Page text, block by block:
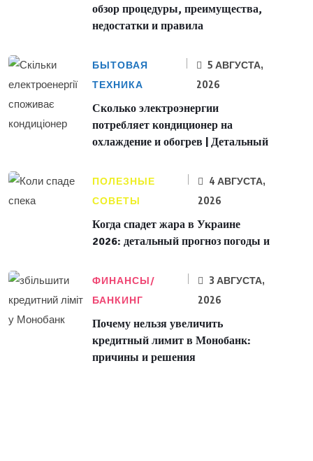
обзор процедуры, преимущества,
недостатки и правила
БЫТОВАЯ
ТЕХНИКА
5 АВГУСТА,
2026
Сколько электроэнергии
потребляет кондиционер на
охлаждение и обогрев | Детальный
ПОЛЕЗНЫЕ
СОВЕТЫ
4 АВГУСТА,
2026
Когда спадет жара в Украине
2026: детальный прогноз погоды и
ФИНАНСЫ/
БАНКИНГ
3 АВГУСТА,
2026
Почему нельзя увеличить
кредитный лимит в Монобанк:
причины и решения